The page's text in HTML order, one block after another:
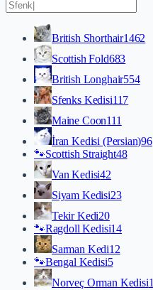
British Shorthair1462
Scottish Fold683
British Longhair554
Sfenks Kedisi117
Maine Coon111
İran Kedisi (Persian)96
🐾Scottish Straight48
Van Kedisi42
Siyam Kedisi23
Tekir Kedi20
🐾Ragdoll Kedisi14
Sarman Kedi12
🐾Bengal Kedisi5
Norveç Orman Kedisi1